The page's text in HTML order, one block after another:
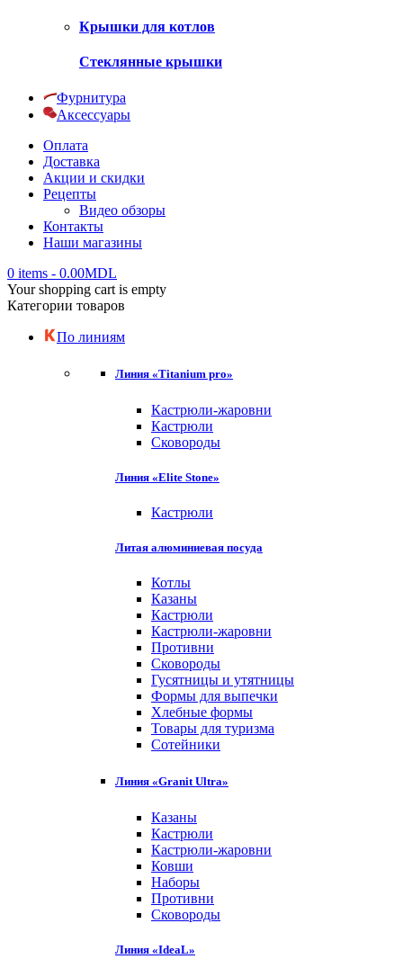
Крышки для котлов
Стеклянные крышки
Фурнитура
Аксессуары
Оплата
Доставка
Акции и скидки
Рецепты
Видео обзоры
Контакты
Наши магазины
0 items - 0.00MDL
Your shopping cart is empty
Категории товаров
По линиям
Линия «Titanium pro»
Кастрюли-жаровни
Кастрюли
Сковороды
Линия «Elite Stone»
Кастрюли
Литая алюминиевая посуда
Котлы
Казаны
Кастрюли
Кастрюли-жаровни
Противни
Сковороды
Гусятницы и утятницы
Формы для выпечки
Хлебные формы
Товары для туризма
Сотейники
Линия «Granit Ultra»
Казаны
Кастрюли
Кастрюли-жаровни
Ковши
Наборы
Противни
Сковороды
Линия «IdeaL»